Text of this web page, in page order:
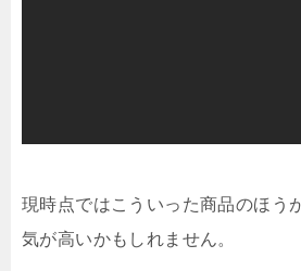
現時点ではこういった商品のほう
気が高いかもしれません。